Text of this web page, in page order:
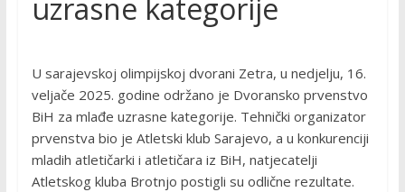
uzrasne kategorije
U sarajevskoj olimpijskoj dvorani Zetra, u nedjelju, 16.
veljače 2025. godine održano je Dvoransko prvenstvo
BiH za mlađe uzrasne kategorije. Tehnički organizator
prvenstva bio je Atletski klub Sarajevo, a u konkurenciji
mladih atletičarki i atletičara iz BiH, natjecatelji
Atletskog kluba Brotnjo postigli su odlične rezultate.